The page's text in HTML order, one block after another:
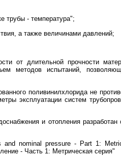
трубы - температура";
а также величинами давлений;
от длительной прочности
методов испытаний,
поливинилхлорида не
эксплуатации систем
и отопления
and nominal pressure - Part 1:
- Часть 1: Метрическая серия"